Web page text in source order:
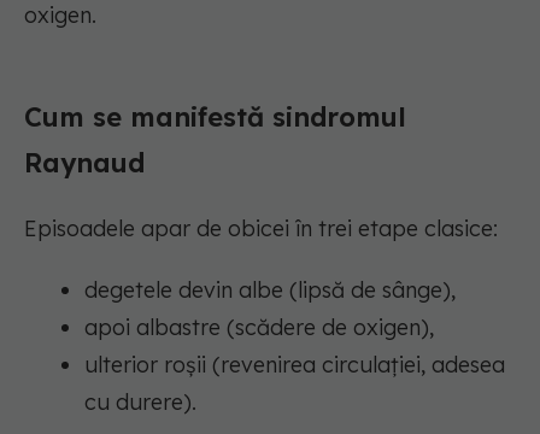
oxigen.
Cum se manifestă sindromul
Raynaud
Episoadele apar de obicei în trei etape clasice:
degetele devin albe (lipsă de sânge),
apoi albastre (scădere de oxigen),
ulterior roșii (revenirea circulației, adesea
cu durere).